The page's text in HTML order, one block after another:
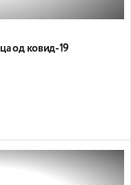
од ковид-19